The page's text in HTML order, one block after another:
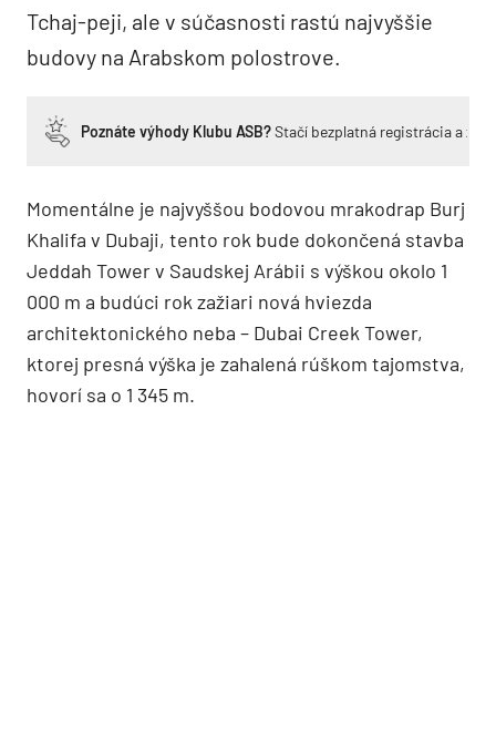
Tchaj-peji, ale v súčasnosti rastú najvyššie
budovy na Arabskom polostrove.
Poznáte výhody Klubu ASB?Stačí bezplatná registrácia a
Momentálne je najvyššou bodovou mrakodrap Burj
Khalifa v Dubaji, tento rok bude dokončená stavba
Jeddah Tower v Saudskej Arábii s výškou okolo 1
000 m a budúci rok zažiari nová hviezda
architektonického neba – Dubai Creek Tower,
ktorej presná výška je zahalená rúškom tajomstva,
hovorí sa o 1 345 m.